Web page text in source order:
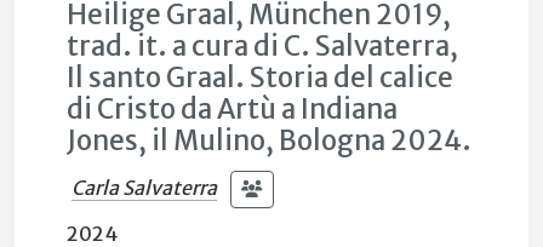
Heilige Graal, München 2019,
trad. it. a cura di C. Salvaterra,
Il santo Graal. Storia del calice
di Cristo da Artù a Indiana
Jones, il Mulino, Bologna 2024.
Carla Salvaterra
2024